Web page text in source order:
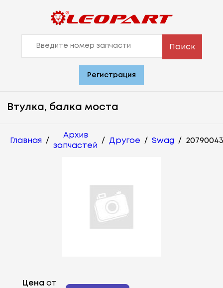
Поиск
Регистрация
Втулка, балка моста
Главная /
Архив
запчастей
/ Другое / Swag / 20790043
Цена от